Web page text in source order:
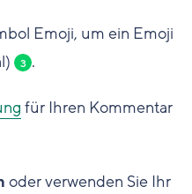
Emoji, um ein Emoji
3 .
für Ihren Kommentar
oder verwenden Sie Ihr